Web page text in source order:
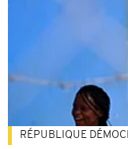
RÉPUBLIQUE